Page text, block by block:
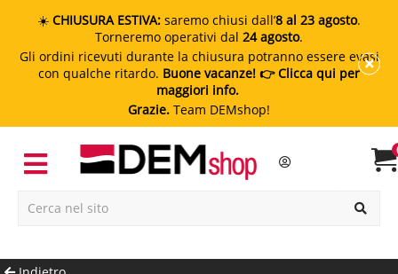
☀️ CHIUSURA ESTIVA: saremo chiusi dall’8 al 23 agosto.
Torneremo operativi dal 24 agosto.
Gli ordini ricevuti durante la chiusura potranno essere evasi
con qualche ritardo. Buone vacanze! 👉 Clicca qui per
maggiori info.
Grazie. Team DEMshop!